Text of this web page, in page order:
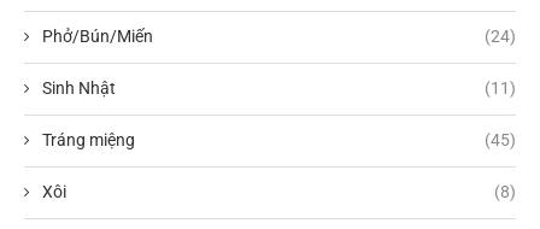
Phở/Bún/Miến (24)
Sinh Nhật (11)
Tráng miệng (45)
Xôi (8)